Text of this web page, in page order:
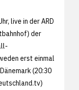
live in der ARD
der
erst einmal
(20:30